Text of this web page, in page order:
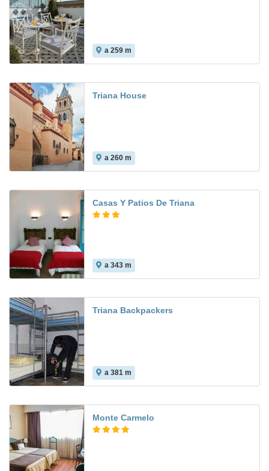
a 259 m
Triana House
a 260 m
Casas Y Patios De Triana
a 343 m
Triana Backpackers
a 381 m
Monte Carmelo